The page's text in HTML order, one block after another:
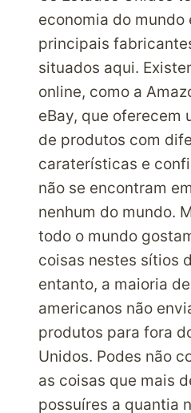
economia do mundo
principais
situados aqui.
online, como a
eBay, que oferecem
de produtos com
caraterísticas e
não se encontram
nenhum do mundo.
todo o mundo
coisas nestes sítios
entanto, a maioria
americanos não
produtos para fora
Unidos. Podes não
as coisas que mais
possuíres a quantia